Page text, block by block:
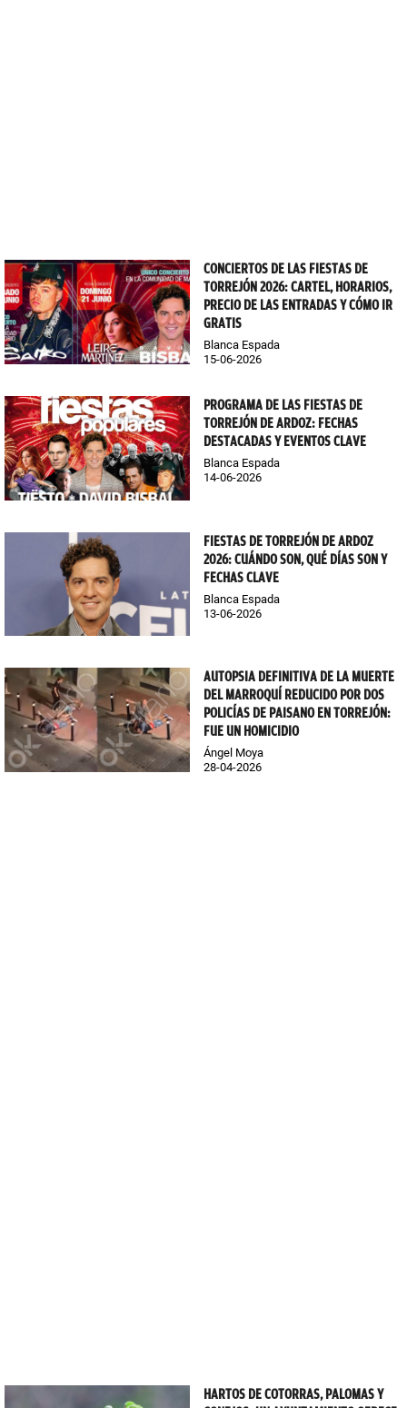
CONCIERTOS DE LAS FIESTAS DE
TORREJÓN 2026: CARTEL, HORARIOS,
PRECIO DE LAS ENTRADAS Y CÓMO IR
GRATIS
Blanca Espada
15-06-2026
PROGRAMA DE LAS FIESTAS DE
TORREJÓN DE ARDOZ: FECHAS
DESTACADAS Y EVENTOS CLAVE
Blanca Espada
14-06-2026
FIESTAS DE TORREJÓN DE ARDOZ
2026: CUÁNDO SON, QUÉ DÍAS SON Y
FECHAS CLAVE
Blanca Espada
13-06-2026
AUTOPSIA DEFINITIVA DE LA MUERTE
DEL MARROQUÍ REDUCIDO POR DOS
POLICÍAS DE PAISANO EN TORREJÓN:
FUE UN HOMICIDIO
Ángel Moya
28-04-2026
HARTOS DE COTORRAS, PALOMAS Y